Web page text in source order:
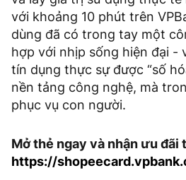
với khoảng 10 phút trên
dùng đã có trong tay một
hợp với nhịp sống hiện đại -
tín dụng thực sự được “số
nền tảng công nghệ, mà
phục vụ con người.
Mở thẻ ngay và nhận ưu đãi
https://